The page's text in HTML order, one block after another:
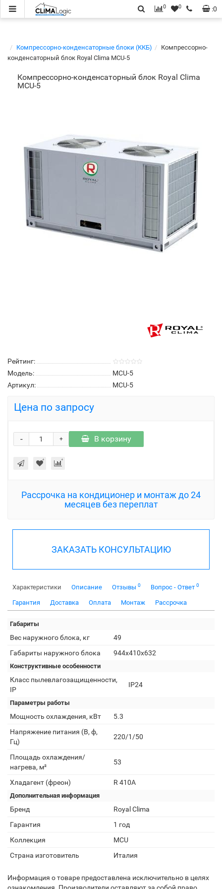
:0
0 0
Компрессорно-конденсаторные блоки (ККБ)
Компрессорно-
конденсаторный блок Royal Clima MCU-5
Компрессорно-конденсаторный блок Royal Clima
MCU-5
Рейтинг:
Модель:
MCU-5
Артикул:
MCU-5
Цена по запросу
+
- В корзину
Рассрочка на кондиционер и монтаж до 24
месяцев без переплат
ЗАКАЗАТЬ КОНСУЛЬТАЦИЮ
Характеристики Описание Отзывы 0 Вопрос - Ответ 0
Гарантия Доставка Оплата Монтаж Рассрочка
Габариты
Вес наружного блока, кг
49
Габариты наружного блока
944x410x632
Конструктивные особенности
Класс пылевлагозащищенности,
IP
IP24
Параметры работы
Мощность охлаждения, кВт
5.3
Напряжение питания (В, ф,
Гц)
220/1/50
Площадь охлаждения/
нагрева, м²
53
Хладагент (фреон) R 410A
Дополнительная информация
Бренд
Royal Clima
Гарантия
1 год
Коллекция
MCU
Страна изготовитель
Италия
Информация о товаре предоставлена исключительно в целях